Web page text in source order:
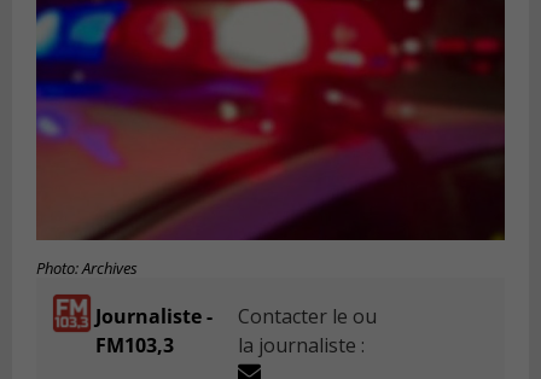
Photo: Archives
Journaliste -
FM103,3
Contacter le ou
la journaliste :